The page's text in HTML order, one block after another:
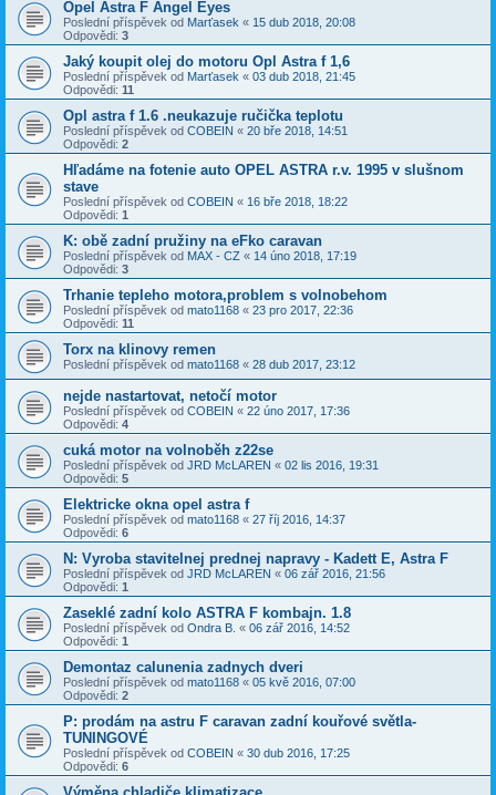
Opel Astra F Angel Eyes
Poslední příspěvek od Marťasek « 15 dub 2018, 20:08
Odpovědi: 3
Jaký koupit olej do motoru Opl Astra f 1,6
Poslední příspěvek od Marťasek « 03 dub 2018, 21:45
Odpovědi: 11
Opl astra f 1.6 .neukazuje ručička teplotu
Poslední příspěvek od COBEIN « 20 bře 2018, 14:51
Odpovědi: 2
Hľadáme na fotenie auto OPEL ASTRA r.v. 1995 v slušnom
stave
Poslední příspěvek od COBEIN « 16 bře 2018, 18:22
Odpovědi: 1
K: obě zadní pružiny na eFko caravan
Poslední příspěvek od MAX - CZ « 14 úno 2018, 17:19
Odpovědi: 3
Trhanie tepleho motora,problem s volnobehom
Poslední příspěvek od mato1168 « 23 pro 2017, 22:36
Odpovědi: 11
Torx na klinovy remen
Poslední příspěvek od mato1168 « 28 dub 2017, 23:12
nejde nastartovat, netočí motor
Poslední příspěvek od COBEIN « 22 úno 2017, 17:36
Odpovědi: 4
cuká motor na volnoběh z22se
Poslední příspěvek od JRD McLAREN « 02 lis 2016, 19:31
Odpovědi: 5
Elektricke okna opel astra f
Poslední příspěvek od mato1168 « 27 říj 2016, 14:37
Odpovědi: 6
N: Vyroba stavitelnej prednej napravy - Kadett E, Astra F
Poslední příspěvek od JRD McLAREN « 06 zář 2016, 21:56
Odpovědi: 1
Zaseklé zadní kolo ASTRA F kombajn. 1.8
Poslední příspěvek od Ondra B. « 06 zář 2016, 14:52
Odpovědi: 1
Demontaz calunenia zadnych dveri
Poslední příspěvek od mato1168 « 05 kvě 2016, 07:00
Odpovědi: 2
P: prodám na astru F caravan zadní kouřové světla-
TUNINGOVÉ
Poslední příspěvek od COBEIN « 30 dub 2016, 17:25
Odpovědi: 6